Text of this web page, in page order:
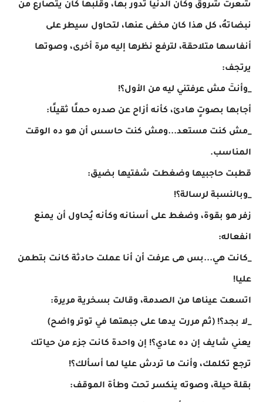
شعرت شروق وكأن الدنيا تدور بها، وقلبها كان يتصارع من
نبضاتهُ، كل هذا كان مخفى عنها، لتحاول سيطر على
أنفاسها متلاحقة، لترفع نظرها إليه مرة أخرى، وصوتها
يرتجف:
_وأنتٓ مش عرفتني ليه من الأول؟!
أجابها بصوتٍ هادئ، كأنه أزاح عن صدره حملًا ثقيلًا:
_مش كنت مستعد...ومش كنت حاسس أن هو ده الوقت
المناسب.
قطبت حاجبيها وضغطت شفتيها بضيق:
_وبالنسبة لرسالة؟!
زفر هو بقوة، وضغط على أسنانه وكأنه يُحاول أن يمنع
انفعاله:
_كانت هي...بس هى عرفت أن أنا عملت حادثة كانت بتطمن
عليا!
اتسعت عيناها من الصدمة، وقالت بسخرية مريرة:
_لا بجد؟! (ثم مررت يدها على جبهتها في توتر واضح)
يعني شايف إن ده عادي؟! إن واحدة كانت جزء من حياتك
ترجع تكلمك، وأنت ما تردش عليا لما أسألك؟!
بقلة حيلة، وصوته ينكسر تحت وطأة الموقف: